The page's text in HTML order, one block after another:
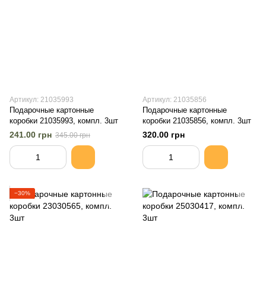
Артикул: 21035993
Подарочные картонные
коробки 21035993, компл. 3шт
241.00 грн 345.00 грн
Артикул: 21035856
Подарочные картонные
коробки 21035856, компл. 3шт
320.00 грн
−30%